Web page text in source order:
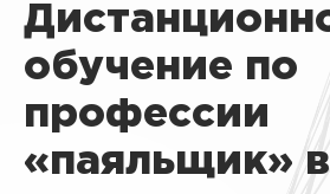
обучение по
профессии
«паяльщик»